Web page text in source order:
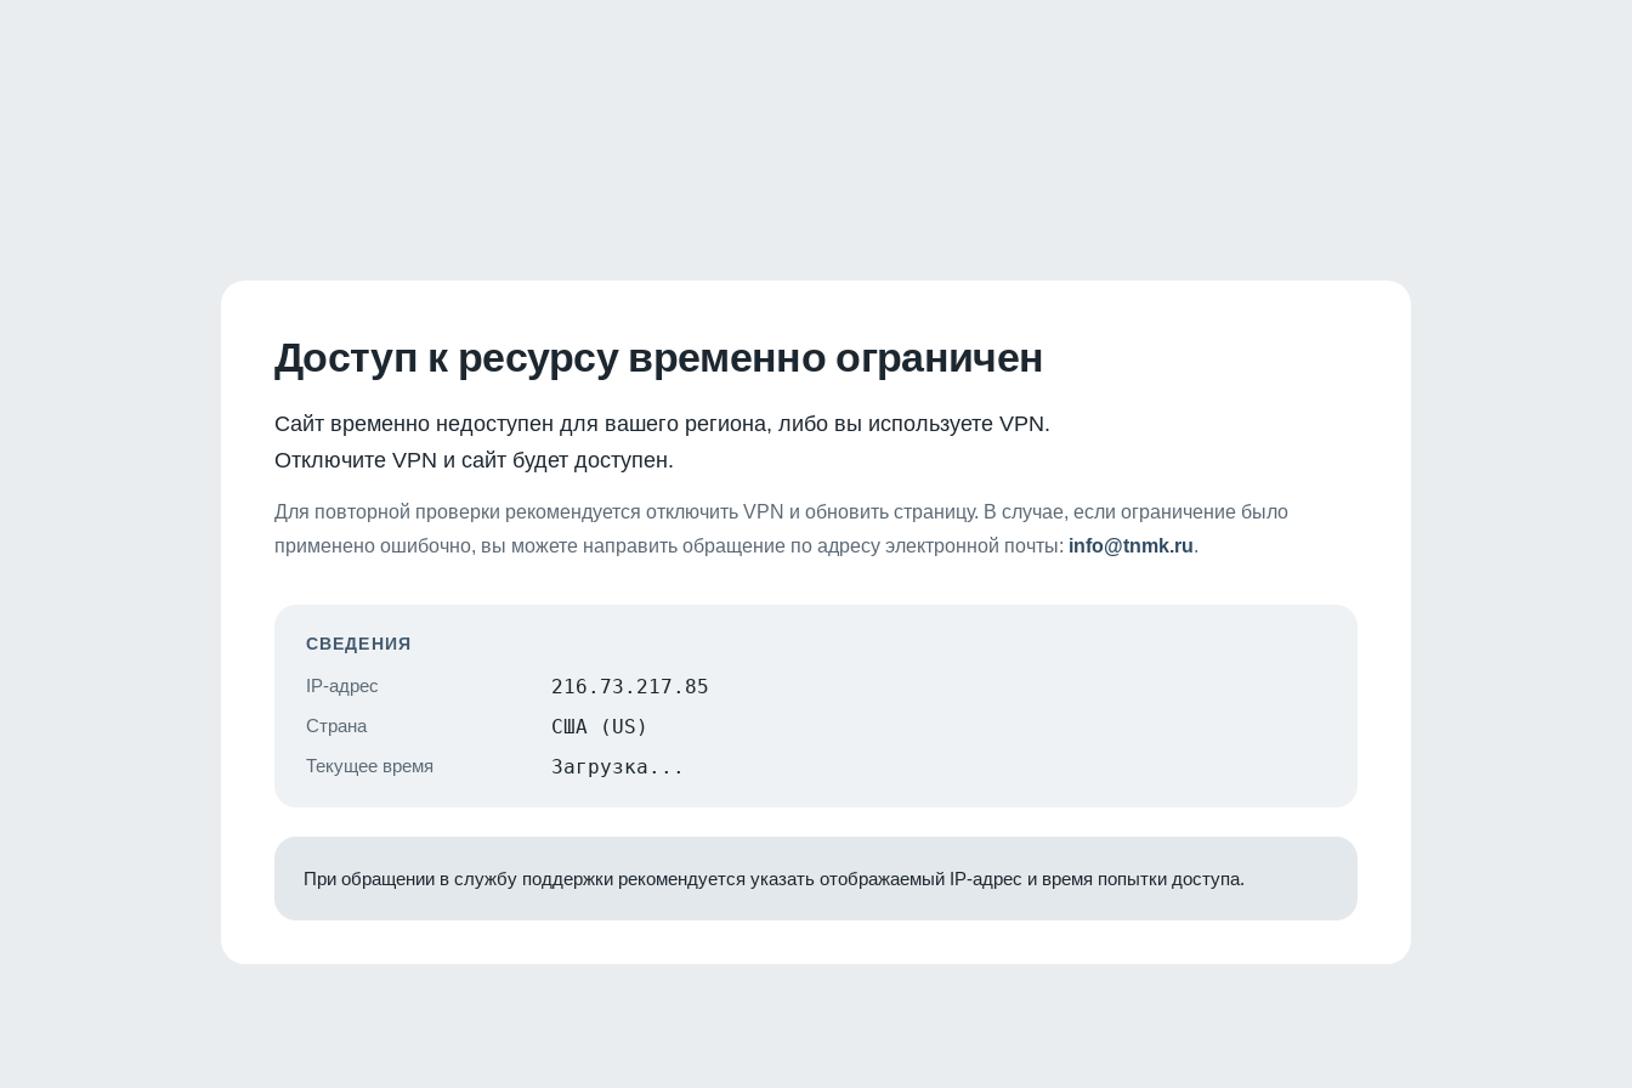
Доступ к ресурсу временно ограничен
Сайт временно недоступен для вашего региона, либо вы используете VPN.
Отключите VPN и сайт будет доступен.
Для повторной проверки рекомендуется отключить VPN и обновить страницу. В случае, если ограничение было
применено ошибочно, вы можете направить обращение по адресу электронной почты: info@tnmk.ru.
СВЕДЕНИЯ
IP-адрес 216.73.217.85
Страна США (US)
Текущее время Загрузка...
При обращении в службу поддержки рекомендуется указать отображаемый IP-адрес и время попытки доступа.